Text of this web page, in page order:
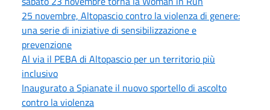
25 novembre, Altopascio contro la violenza di genere:
una serie di iniziative di sensibilizzazione e
prevenzione
Al via il PEBA di Altopascio per un territorio più
inclusivo
Inaugurato a Spianate il nuovo sportello di ascolto
contro la violenza